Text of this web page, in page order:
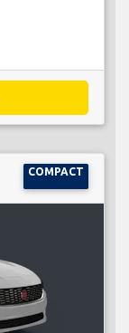
COMPACT